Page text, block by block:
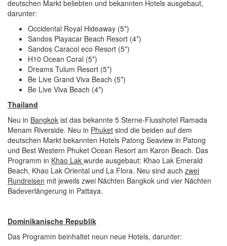
deutschen Markt beliebten und bekannten Hotels ausgebaut,
darunter:
Occidental Royal Hideaway (5*)
Sandos Playacar Beach Resort (4*)
Sandos Caracol eco Resort (5*)
H10 Ocean Coral (5*)
Dreams Tulum Resort (5*)
Be Live Grand Viva Beach (5*)
Be Live Viva Beach (4*)
Thailand
Neu in Bangkok ist das bekannte 5 Sterne-Flusshotel Ramada
Menam Riverside. Neu in Phuket sind die beiden auf dem
deutschen Markt bekannten Hotels Patong Seaview in Patong
und Best Western Phuket Ocean Resort am Karon Beach. Das
Programm in Khao Lak wurde ausgebaut: Khao Lak Emerald
Beach, Khao Lak Oriental und La Flora. Neu sind auch zwei
Rundreisen mit jeweils zwei Nächten Bangkok und vier Nächten
Badeverlängerung in Pattaya.
Dominikanische Republik
Das Programm beinhaltet neun neue Hotels, darunter: